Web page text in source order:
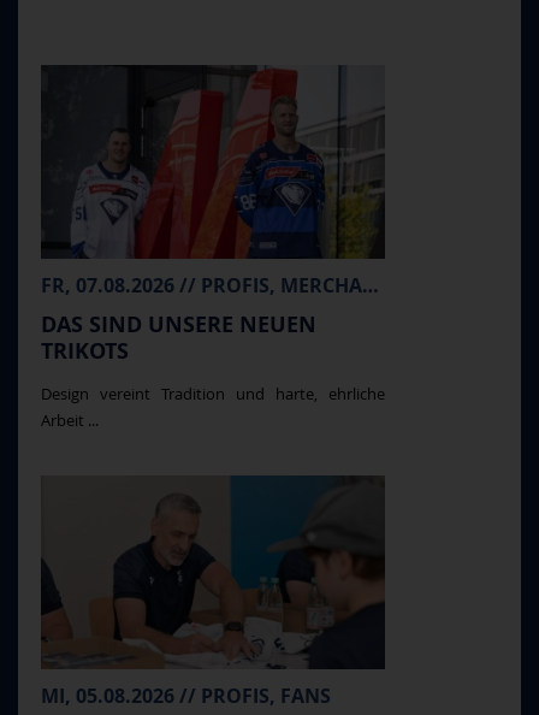
FR, 07.08.2026 // PROFIS, MERCHANDISE
DAS SIND UNSERE NEUEN
TRIKOTS
Design vereint Tradition und harte, ehrliche
Arbeit ...
MI, 05.08.2026 // PROFIS, FANS